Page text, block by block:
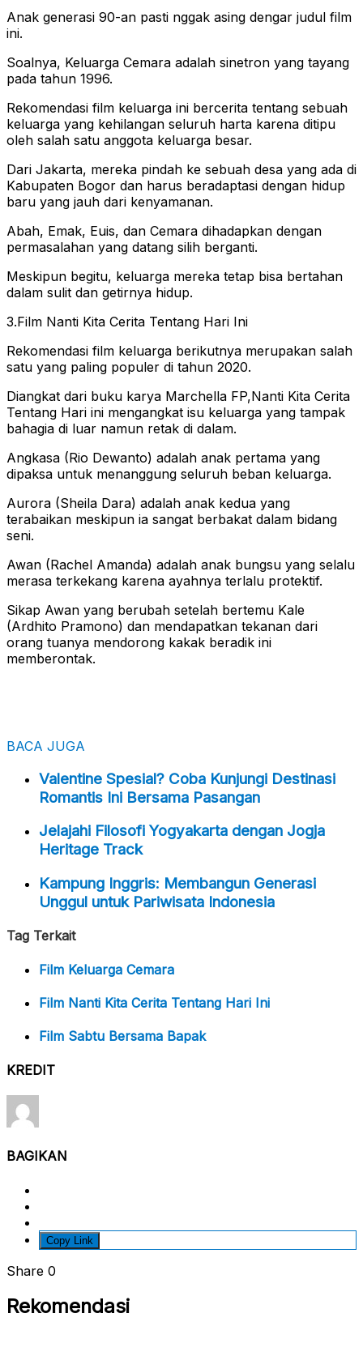
Anak generasi 90-an pasti nggak asing dengar judul film
ini.
Soalnya, Keluarga Cemara adalah sinetron yang tayang
pada tahun 1996.
Rekomendasi film keluarga ini bercerita tentang sebuah
keluarga yang kehilangan seluruh harta karena ditipu
oleh salah satu anggota keluarga besar.
Dari Jakarta, mereka pindah ke sebuah desa yang ada di
Kabupaten Bogor dan harus beradaptasi dengan hidup
baru yang jauh dari kenyamanan.
Abah, Emak, Euis, dan Cemara dihadapkan dengan
permasalahan yang datang silih berganti.
Meskipun begitu, keluarga mereka tetap bisa bertahan
dalam sulit dan getirnya hidup.
3.Film Nanti Kita Cerita Tentang Hari Ini
Rekomendasi film keluarga berikutnya merupakan salah
satu yang paling populer di tahun 2020.
Diangkat dari buku karya Marchella FP,Nanti Kita Cerita
Tentang Hari ini mengangkat isu keluarga yang tampak
bahagia di luar namun retak di dalam.
Angkasa (Rio Dewanto) adalah anak pertama yang
dipaksa untuk menanggung seluruh beban keluarga.
Aurora (Sheila Dara) adalah anak kedua yang
terabaikan meskipun ia sangat berbakat dalam bidang
seni.
Awan (Rachel Amanda) adalah anak bungsu yang selalu
merasa terkekang karena ayahnya terlalu protektif.
Sikap Awan yang berubah setelah bertemu Kale
(Ardhito Pramono) dan mendapatkan tekanan dari
orang tuanya mendorong kakak beradik ini
memberontak.
BACA JUGA
Valentine Spesial? Coba Kunjungi Destinasi
Romantis Ini Bersama Pasangan
Jelajahi Filosofi Yogyakarta dengan Jogja
Heritage Track
Kampung Inggris: Membangun Generasi
Unggul untuk Pariwisata Indonesia
Tag Terkait
Film Keluarga Cemara
Film Nanti Kita Cerita Tentang Hari Ini
Film Sabtu Bersama Bapak
KREDIT
BAGIKAN
Copy Link
Share 0
Rekomendasi